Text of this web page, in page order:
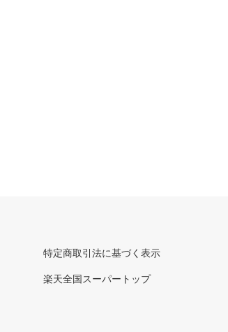
特定商取引法に基づく表示
楽天全国スーパートップ